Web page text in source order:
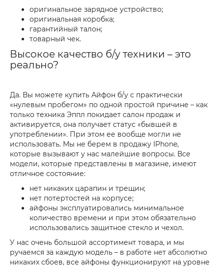
оригинальное зарядное устройство;
оригинальная коробка;
гарантийный талон;
товарный чек.
Высокое качество б/у техники – это
реально?
Да. Вы можете купить Айфон б/у с практически
«нулевым пробегом» по одной простой причине – как
только техника Эппл покидает салон продаж и
активируется, она получает статус «бывшей в
употреблении». При этом ее вообще могли не
использовать. Мы не берем в продажу IPhone,
которые вызывают у нас малейшие вопросы. Все
модели, которые представлены в магазине, имеют
отличное состояние:
нет никаких царапин и трещин;
нет потертостей на корпусе;
айфоны эксплуатировались минимальное
количество времени и при этом обязательно
использовались защитное стекло и чехол.
У нас очень большой ассортимент товара, и мы
ручаемся за каждую модель – в работе нет абсолютно
никаких сбоев, все айфоны функционируют на уровне